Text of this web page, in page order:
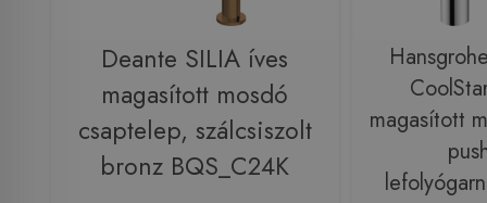
Deante SILIA íves
magasított mosdó
csaptelep, szálcsiszolt
bronz BQS_C24K
magasított